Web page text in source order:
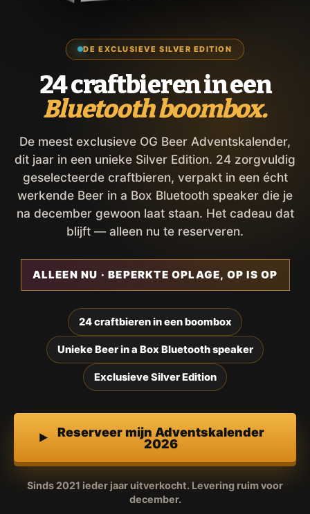
DE EXCLUSIEVE SILVER EDITION
24 craftbieren in een
Bluetooth boombox.
De meest exclusieve OG Beer Adventskalender,
dit jaar in een unieke Silver Edition. 24 zorgvuldig
geselecteerde craftbieren, verpakt in een écht
werkende Beer in a Box Bluetooth speaker die je
na december gewoon laat staan. Het cadeau dat
blijft — alleen nu te reserveren.
ALLEEN NU · BEPERKTE OPLAGE, OP IS OP
24 craftbieren in een boombox
Unieke Beer in a Box Bluetooth speaker
Exclusieve Silver Edition
Reserveer mijn Adventskalender
2026
Sinds 2021 ieder jaar uitverkocht. Levering ruim voor
december.